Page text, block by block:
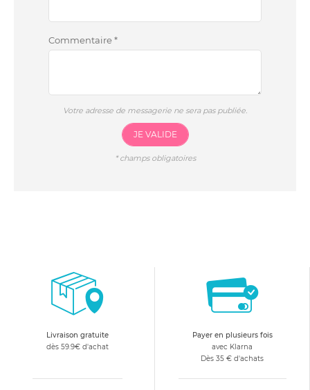
Commentaire*
Votre adresse de messagerie ne sera pas publiée.
JE VALIDE
*champs obligatoires
Livraison gratuite
dès 59.9€ d'achat
Payer en plusieurs fois
avec Klarna
Dès 35 € d'achats